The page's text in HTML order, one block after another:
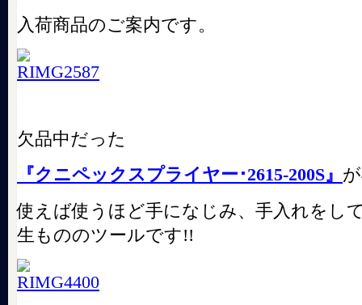
入荷商品のご案内です。
欠品中だった
『クニペックスプライヤー･2615-200S』
使えば使うほど手になじみ、手入れをし
生もののツールです!!